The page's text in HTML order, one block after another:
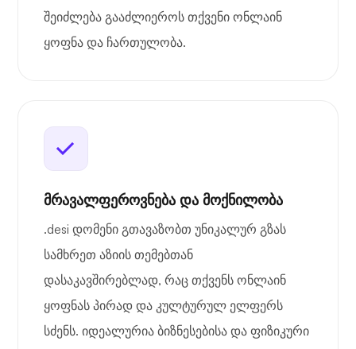
შეიძლება გააძლიეროს თქვენი ონლაინ
ყოფნა და ჩართულობა.
მრავალფეროვნება და მოქნილობა
.desi დომენი გთავაზობთ უნიკალურ გზას
სამხრეთ აზიის თემებთან
დასაკავშირებლად, რაც თქვენს ონლაინ
ყოფნას პირად და კულტურულ ელფერს
სძენს. იდეალურია ბიზნესებისა და ფიზიკური